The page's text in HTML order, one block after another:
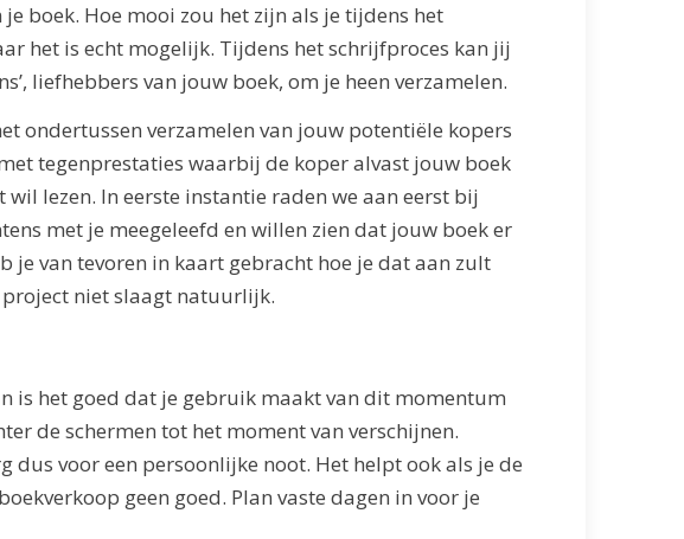
boek. Hoe mooi zou het zijn als je tijdens het
het is echt mogelijk. Tijdens het schrijfproces kan jij
liefhebbers van jouw boek, om je heen verzamelen.
ondertussen verzamelen van jouw potentiële kopers
tegenprestaties waarbij de koper alvast jouw boek
lezen. In eerste instantie raden we aan eerst bij
met je meegeleefd en willen zien dat jouw boek er
je van tevoren in kaart gebracht hoe je dat aan zult
project niet slaagt natuurlijk.
is het goed dat je gebruik maakt van dit momentum
de schermen tot het moment van verschijnen.
dus voor een persoonlijke noot. Het helpt ook als je de
geen goed. Plan vaste dagen in voor je